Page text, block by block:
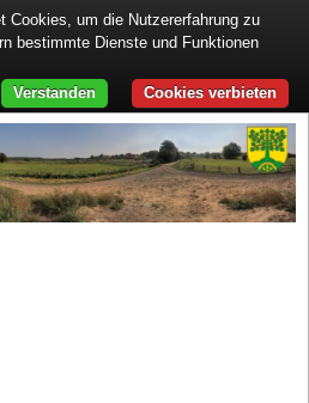
Cookies, um die Nutzererfahrung zu
bestimmte Dienste und Funktionen
Cookies verbieten
Verstanden